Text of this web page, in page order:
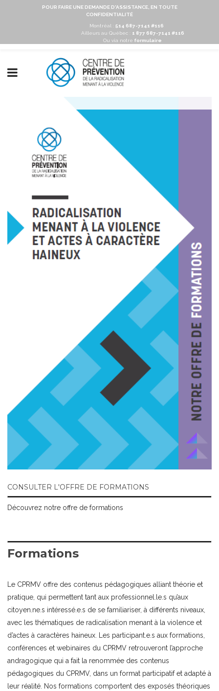
POUR FAIRE UNE DEMANDE D'ASSISTANCE, EN TOUTE
CONFIDENTIALITÉ
Montréal : 514 687-7141 #116
Ailleurs au Québec :
1 877 687-7141 #116
Ou via notre formulaire
CONSULTER L'OFFRE DE FORMATIONS
Découvrez notre offre de formations
Formations
Le CPRMV offre des contenus pédagogiques alliant théorie et
pratique, qui permettent tant aux professionnel.le.s qu’aux
citoyen.ne.s intéressé.e.s de se familiariser, à différents niveaux,
avec les thématiques de radicalisation menant à la violence et
d’actes à caractères haineux. Les participant.e.s aux formations,
conférences et webinaires du CPRMV retrouveront l’approche
andragogique qui a fait la renommée des contenus
pédagogiques du CPRMV, dans un format participatif et adapté à
leur réalité. Nos formations comportent des exposés théoriques